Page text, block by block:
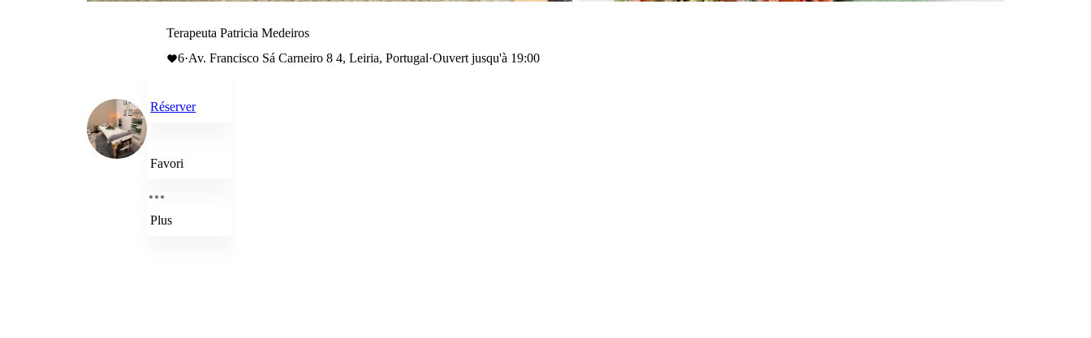
Terapeuta Patricia Medeiros
6·Av. Francisco Sá Carneiro 8 4, Leiria, Portugal·Ouvert jusqu'à 19:00
Réserver
Favori
Plus